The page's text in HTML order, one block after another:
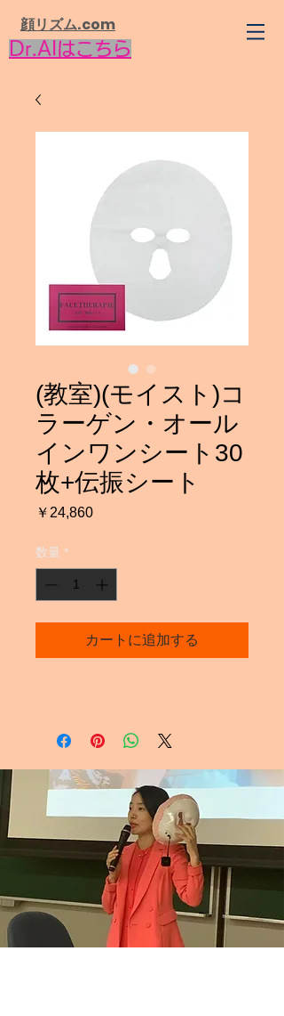
​顔リズム.com
Dr.AIはこちら
(教室)(モイスト)コ
ラーゲン・オール
インワンシート30
枚+伝振シート
￥24,860価
数量 *
カートに追加する